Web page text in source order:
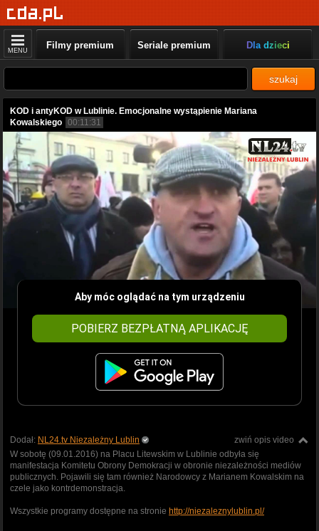
MENU Filmy premium Seriale premium Dla dzieci
szukaj
KOD i antyKOD w Lublinie. Emocjonalne wystąpienie Mariana
Kowalskiego 00:11:31
Aby móc oglądać na tym urządzeniu
POBIERZ BEZPŁATNĄ APLIKACJĘ
zwiń opis video
Dodał: NL24.tv Niezależny Lublin
W sobotę (09.01.2016) na Placu Litewskim w Lublinie odbyła się
manifestacja Komitetu Obrony Demokracji w obronie niezależności mediów
publicznych. Pojawili się tam również Narodowcy z Marianem Kowalskim na
czele jako kontrdemonstracja.
Wszystkie programy dostępne na stronie http://niezaleznylublin.pl/